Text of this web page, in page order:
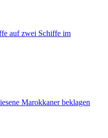
auf zwei Schiffe im
Marokkaner beklagen